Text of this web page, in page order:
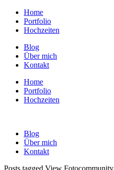
Home
Portfolio
Hochzeiten
Blog
Über mich
Kontakt
Home
Portfolio
Hochzeiten
Blog
Über mich
Kontakt
Posts tagged View Fotocommunity